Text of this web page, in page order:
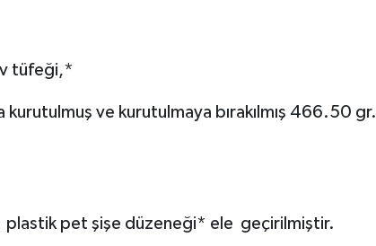
tüfeği,*
kurutulmuş ve kurutulmaya bırakılmış 466.50 gr.
plastik pet şişe düzeneği* ele geçirilmiştir.